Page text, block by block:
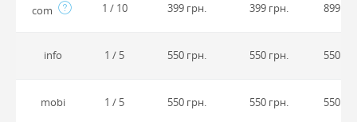
com 1 / 10 399 грн. 399 грн. 899
info 1 / 5 550 грн. 550 грн. 550
mobi 1 / 5 550 грн. 550 грн. 550